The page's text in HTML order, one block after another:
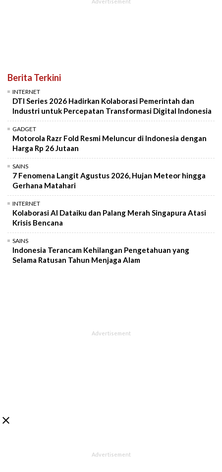
Berita Terkini
INTERNET
DTI Series 2026 Hadirkan Kolaborasi Pemerintah dan
Industri untuk Percepatan Transformasi Digital Indonesia
GADGET
Motorola Razr Fold Resmi Meluncur di Indonesia dengan
Harga Rp 26 Jutaan
SAINS
7 Fenomena Langit Agustus 2026, Hujan Meteor hingga
Gerhana Matahari
INTERNET
Kolaborasi AI Dataiku dan Palang Merah Singapura Atasi
Krisis Bencana
SAINS
Indonesia Terancam Kehilangan Pengetahuan yang
Selama Ratusan Tahun Menjaga Alam
